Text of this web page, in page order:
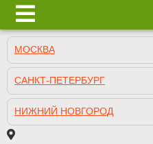
МОСКВА
САНКТ-ПЕТЕРБУРГ
НИЖНИЙ НОВГОРОД